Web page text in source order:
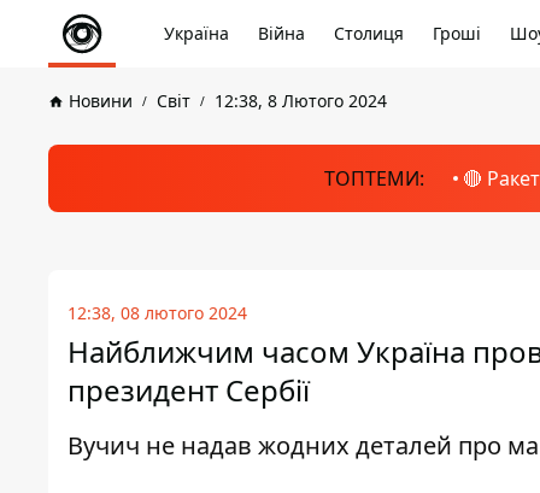
Україна Війна Столиця Гроші
Новини Світ 12:38, 8 Лютого 2024
ТОПТЕМИ: 🔴
12:38, 08 лютого 2024
Найближчим часом Україна
президент Сербії
Вучич не надав жодних деталей про